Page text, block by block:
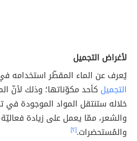
لأغراض التجميل
يُعرف عن الماء المقطّر استخدامه
التجميل كأحد مكوّناتها؛ وذلك لأنّ
خلاله ستنتقل المواد الموجودة في
والشعر، ممّا يعمل على زيادة
والمُستحضرات.[٢]